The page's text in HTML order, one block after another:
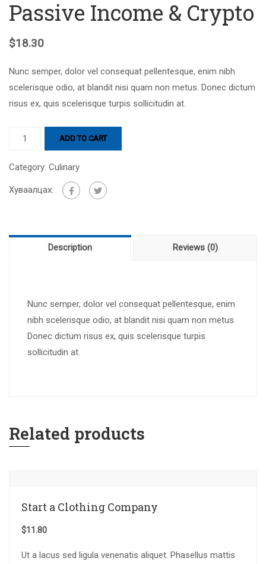
Passive Income & Crypto
$18.30
Nunc semper, dolor vel consequat pellentesque, enim nibh
scelerisque odio, at blandit nisi quam non metus. Donec dictum
risus ex, quis scelerisque turpis sollicitudin at.
ADD TO CART
Category: Culinary
Хуваалцах:
Description Reviews (0)
Nunc semper, dolor vel consequat pellentesque, enim
nibh scelerisque odio, at blandit nisi quam non metus.
Donec dictum risus ex, quis scelerisque turpis
sollicitudin at.
Related products
Start a Clothing Company
$11.80
Ut a lacus sed ligula venenatis aliquet. Phasellus mattis